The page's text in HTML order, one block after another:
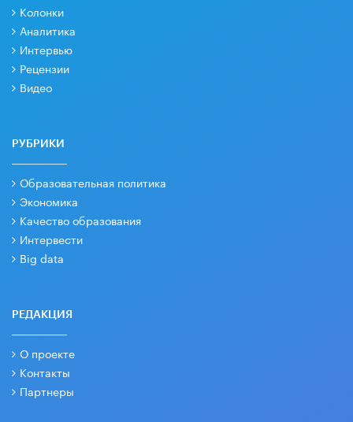
Колонки
Аналитика
Интервью
Рецензии
Видео
РУБРИКИ
Образовательная политика
Экономика
Качество образования
Интервести
Big data
РЕДАКЦИЯ
О проекте
Контакты
Партнеры